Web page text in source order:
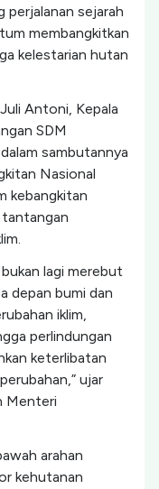
perjalanan sejarah
membangkitkan
kelestarian hutan
Antoni, Kepala
SDM
sambutannya
Nasional
kebangkitan
tantangan
lagi merebut
depan bumi dan
iklim,
perlindungan
keterlibatan
ujar
Menteri
arahan
kehutanan